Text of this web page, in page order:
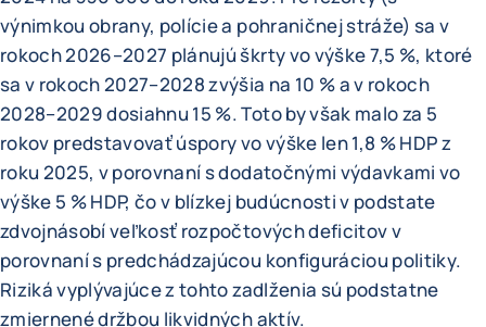
výnimkou obrany, polície a pohraničnej stráže) sa v
rokoch 2026–2027 plánujú škrty vo výške 7,5 %, ktoré
sa v rokoch 2027–2028 zvýšia na 10 % a v rokoch
2028–2029 dosiahnu 15 %. Toto by však malo za 5
rokov predstavovať úspory vo výške len 1,8 % HDP z
roku 2025, v porovnaní s dodatočnými výdavkami vo
výške 5 % HDP, čo v blízkej budúcnosti v podstate
zdvojnásobí veľkosť rozpočtových deficitov v
porovnaní s predchádzajúcou konfiguráciou politiky.
Riziká vyplývajúce z tohto zadlženia sú podstatne
zmiernené držbou likvidných aktív.